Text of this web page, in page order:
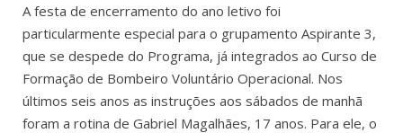
A festa de encerramento do ano letivo foi
particularmente especial para o grupamento Aspirante 3,
que se despede do Programa, já integrados ao Curso de
Formação de Bombeiro Voluntário Operacional. Nos
últimos seis anos as instruções aos sábados de manhã
foram a rotina de Gabriel Magalhães, 17 anos. Para ele, o